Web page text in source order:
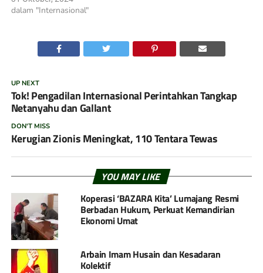
dalam "Internasional"
UP NEXT
Tok! Pengadilan Internasional Perintahkan Tangkap
Netanyahu dan Gallant
DON'T MISS
Kerugian Zionis Meningkat, 110 Tentara Tewas
YOU MAY LIKE
Koperasi ‘BAZARA Kita’ Lumajang Resmi
Berbadan Hukum, Perkuat Kemandirian
Ekonomi Umat
Arbain Imam Husain dan Kesadaran
Kolektif